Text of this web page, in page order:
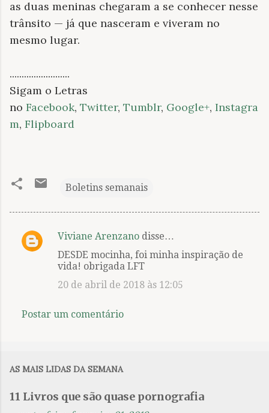
as duas meninas chegaram a se conhecer nesse
trânsito — já que nasceram e viveram no
mesmo lugar.
.........................
Sigam o Letras
no Facebook, Twitter, Tumblr, Google+, Instagra
m, Flipboard
Boletins semanais
C
n
o
s
Viviane Arenzano disse…
DESDE mocinha, foi minha inspiração de
vida! obrigada LFT
20 de abril de 2018 às 12:05
Postar um comentário
AS MAIS LIDAS DA SEMANA
11 Livros que são quase pornografia